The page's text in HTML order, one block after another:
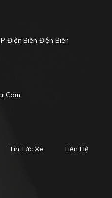
Điện Biên Điện Biên
Tin Tức Xe Liên Hệ